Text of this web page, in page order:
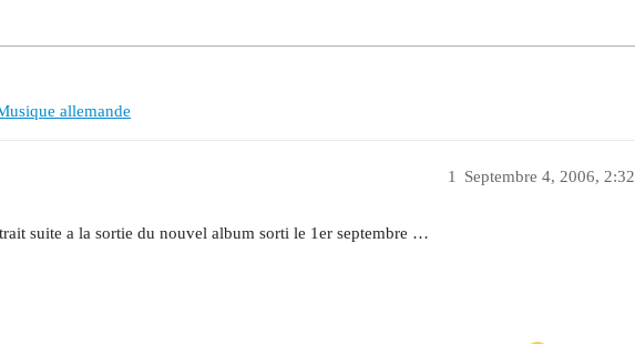
allemande
Septembre 4, 2006, 2:32
1
suite a la sortie du nouvel album sorti le 1er septembre …